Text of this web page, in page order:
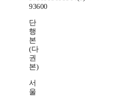
93600
단
행
본
(다
권
본)
서
울